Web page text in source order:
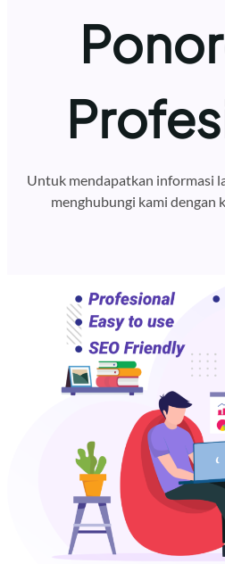
Untuk mendapatkan informasi
menghubungi kami dengan